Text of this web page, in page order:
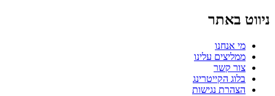
ניווט באתר
מי אנחנו
ממליצים עלינו
צור קשר
בלוג הקייטרינג
הצהרת נגישות